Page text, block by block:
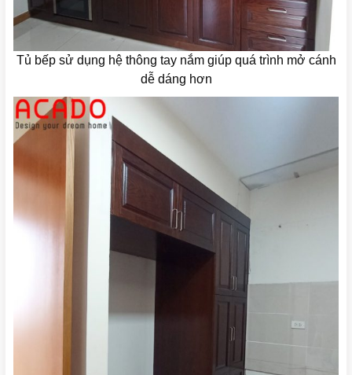
Tủ bếp sử dụng hệ thông tay nắm giúp quá trình mở cánh
dễ dáng hơn